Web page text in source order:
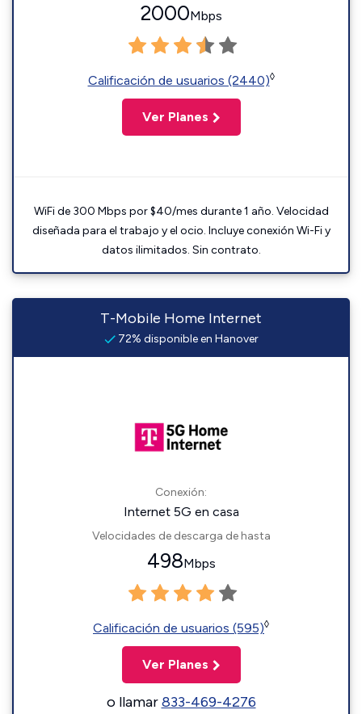
2000Mbps
Calificación de usuarios (2440)◊
Ver Planes
WiFi de 300 Mbps por $40/mes durante 1 año. Velocidad
diseñada para el trabajo y el ocio. Incluye conexión Wi-Fi y
datos ilimitados. Sin contrato.
T-Mobile Home Internet
72% disponible en Hanover
Conexión:
Internet 5G en casa
Velocidades de descarga de hasta
498Mbps
Calificación de usuarios (595)◊
Ver Planes
o llamar833-469-4276